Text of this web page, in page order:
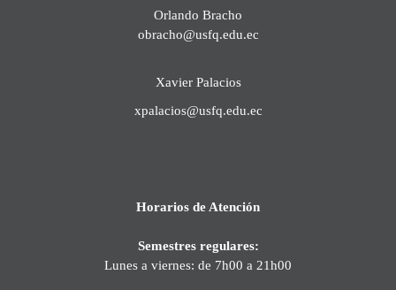
Orlando Bracho
obracho@usfq.edu.ec
Xavier Palacios
xpalacios@usfq.edu.ec
Horarios de Atención
Semestres regulares:
Lunes a viernes: de 7h00 a 21h00